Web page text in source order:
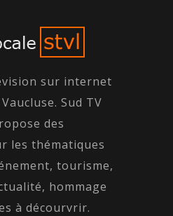
sur internet
Sud TV
des
les thématiques
tourisme,
hommage
à décourvrir.